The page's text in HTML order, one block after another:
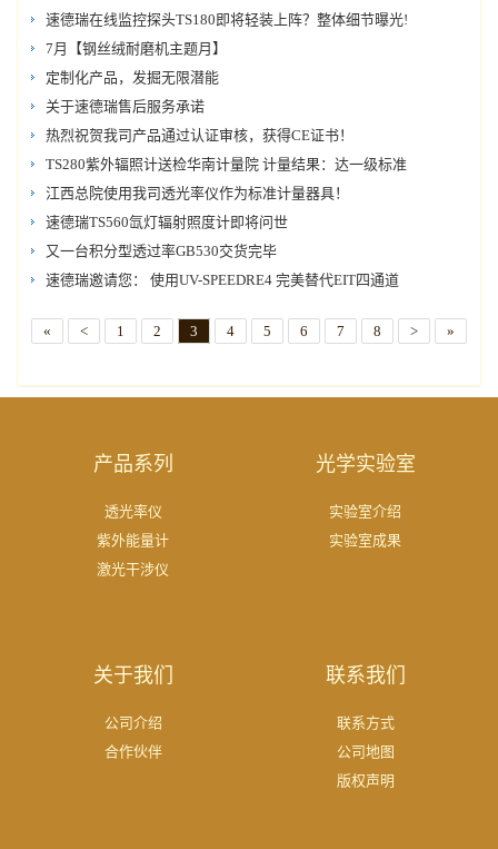
速德瑞在线监控探头TS180即将轻装上阵？整体细节曝光!
7月【钢丝绒耐磨机主题月】
定制化产品，发掘无限潜能
关于速德瑞售后服务承诺
热烈祝贺我司产品通过认证审核，获得CE证书！
TS280紫外辐照计送检华南计量院 计量结果：达一级标准
江西总院使用我司透光率仪作为标准计量器具！
速德瑞TS560氙灯辐射照度计即将问世
又一台积分型透过率GB530交货完毕
速德瑞邀请您： 使用UV-SPEEDRE4 完美替代EIT四通道
« < 1 2 3 4 5 6 7 8 > »
产品系列
透光率仪
紫外能量计
激光干涉仪
光学实验室
实验室介绍
实验室成果
关于我们
公司介绍
合作伙伴
联系我们
联系方式
公司地图
版权声明